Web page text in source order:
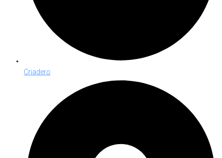
Criadero